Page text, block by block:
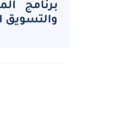
برنامج
والتسويق